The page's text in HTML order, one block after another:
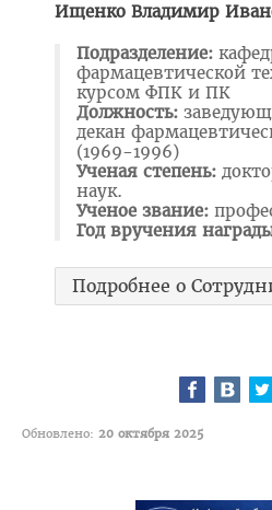
Лаборатории профессионального
Каталог учебных дисциплин
Комиссия по снижению оплаты,
Нормативные документы
Образцы заявлений
ВЫПУСКНИКУ
Интернатура
Методическое обеспечение
Ищенко Владимир
Подразделение:
фармацевтической
курсом ФПК и ПК
Должность:
декан
(1969-1996)
Ученая степень:
наук.
Ученое звание:
Год вручения
Подробнее о
Обновлено: 20 октября 2025